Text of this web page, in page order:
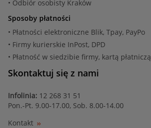
• Odbiór osobisty Kraków
Sposoby płatności
• Płatności elektroniczne Blik, Tpay, PayPo
• Firmy kurierskie InPost, DPD
• Płatność w siedzibie firmy, kartą płatniczą
Skontaktuj się z nami
Infolinia: 12 268 31 51
Pon.-Pt. 9.00-17.00, Sob. 8.00-14.00
Kontakt